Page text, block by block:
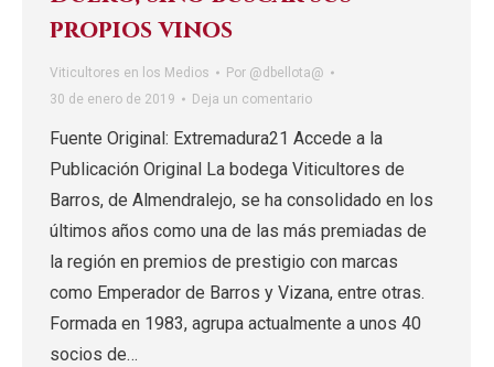
propios vinos
Viticultores en los Medios Por @dbellota@
30 de enero de 2019
Deja un comentario
Fuente Original: Extremadura21 Accede a la
Publicación Original La bodega Viticultores de
Barros, de Almendralejo, se ha consolidado en los
últimos años como una de las más premiadas de
la región en premios de prestigio con marcas
como Emperador de Barros y Vizana, entre otras.
Formada en 1983, agrupa actualmente a unos 40
socios de…